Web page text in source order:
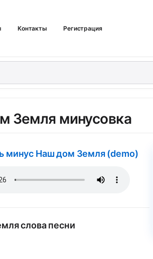
Контакты Регистрация
Земля минусовка
минус Наш дом Земля (demo)
слова песни